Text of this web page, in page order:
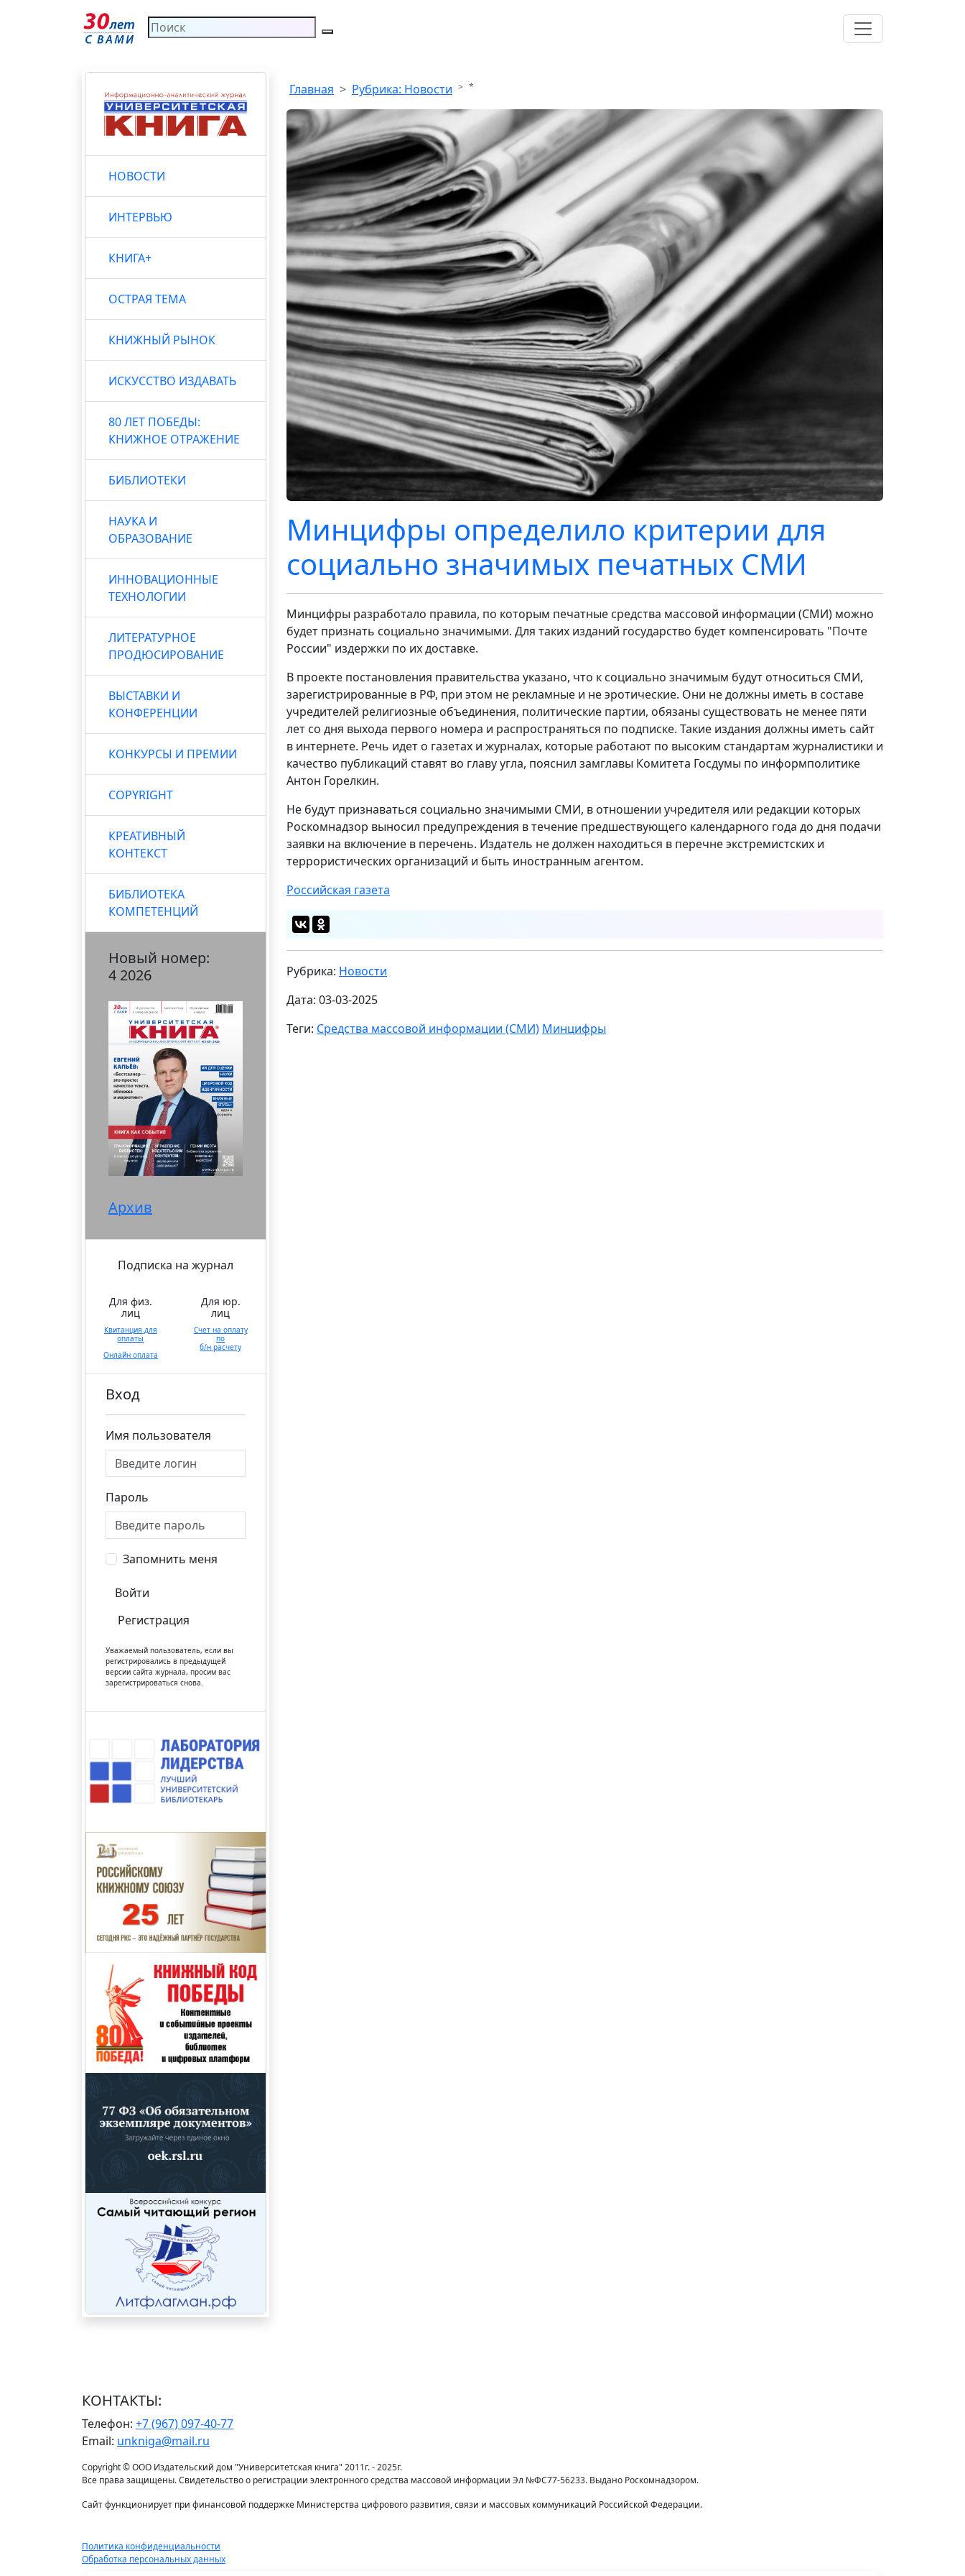
НОВОСТИ
ИНТЕРВЬЮ
КНИГА+
ОСТРАЯ ТЕМА
КНИЖНЫЙ РЫНОК
ИСКУССТВО ИЗДАВАТЬ
80 ЛЕТ ПОБЕДЫ:
КНИЖНОЕ ОТРАЖЕНИЕ
БИБЛИОТЕКИ
НАУКА И
ОБРАЗОВАНИЕ
ИННОВАЦИОННЫЕ
ТЕХНОЛОГИИ
ЛИТЕРАТУРНОЕ
ПРОДЮСИРОВАНИЕ
ВЫСТАВКИ И
КОНФЕРЕНЦИИ
КОНКУРСЫ И ПРЕМИИ
COPYRIGHT
КРЕАТИВНЫЙ
КОНТЕКСТ
БИБЛИОТЕКА
КОМПЕТЕНЦИЙ
Новый номер:
4 2026
Архив
Подписка на журнал
Для физ.
лиц
Квитанция для
оплаты
Онлайн оплата
Для юр.
лиц
Счет на оплату
по
б/н расчету
Вход
Имя пользователя
Пароль
Запомнить меня
Войти
Регистрация
Уважаемый пользователь, если вы
регистрировались в предыдущей
версии сайта журнала, просим вас
зарегистрироваться снова.
Главная Рубрика: Новости *
Минцифры определило критерии для
социально значимых печатных СМИ
Минцифры разработало правила, по которым печатные средства массовой информации (СМИ) можно
будет признать социально значимыми. Для таких изданий государство будет компенсировать "Почте
России" издержки по их доставке.
В проекте постановления правительства указано, что к социально значимым будут относиться СМИ,
зарегистрированные в РФ, при этом не рекламные и не эротические. Они не должны иметь в составе
учредителей религиозные объединения, политические партии, обязаны существовать не менее пяти
лет со дня выхода первого номера и распространяться по подписке. Такие издания должны иметь сайт
в интернете. Речь идет о газетах и журналах, которые работают по высоким стандартам журналистики и
качество публикаций ставят во главу угла, пояснил замглавы Комитета Госдумы по информполитике
Антон Горелкин.
Не будут признаваться социально значимыми СМИ, в отношении учредителя или редакции которых
Роскомнадзор выносил предупреждения в течение предшествующего календарного года до дня подачи
заявки на включение в перечень. Издатель не должен находиться в перечне экстремистских и
террористических организаций и быть иностранным агентом.
Российская газета
Рубрика: Новости
Дата: 03-03-2025
Теги: Средства массовой информации (СМИ) Минцифры
КОНТАКТЫ:
Телефон: +7 (967) 097-40-77
Email: unkniga@mail.ru
Copyright © ООО Издательский дом "Университетская книга" 2011г. - 2025г.
Все права защищены. Свидетельство о регистрации электронного средства массовой информации Эл №ФС77-56233. Выдано Роскомнадзором.
Сайт функционирует при финансовой поддержке Министерства цифрового развития, связи и массовых коммуникаций Российской Федерации.
Политика конфиденциальности
Обработка персональных данных